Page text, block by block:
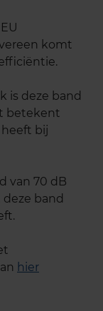
komt
is deze band
betekent
bij
van 70 dB
band
hier